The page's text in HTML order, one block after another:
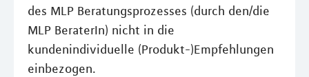
des MLP Beratungsprozesses (durch den/die
MLP BeraterIn) nicht in die
kundenindividuelle (Produkt-)Empfehlungen
einbezogen.